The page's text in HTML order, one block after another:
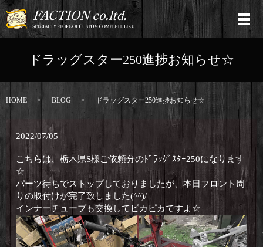
ドラッグスター250進捗お知らせ☆
HOME BLOG ドラッグスター250進捗お知らせ☆
2022/07/05
こちらは、栃木県S様ご依頼分のﾄﾞﾗｯｸﾞｽﾀｰ250になります
☆
パーツ待ちでストップしておりましたが、本日フロント周
りの取付けが完了致しました(^^)/
インナーチューブも交換してピカピカですよ☆